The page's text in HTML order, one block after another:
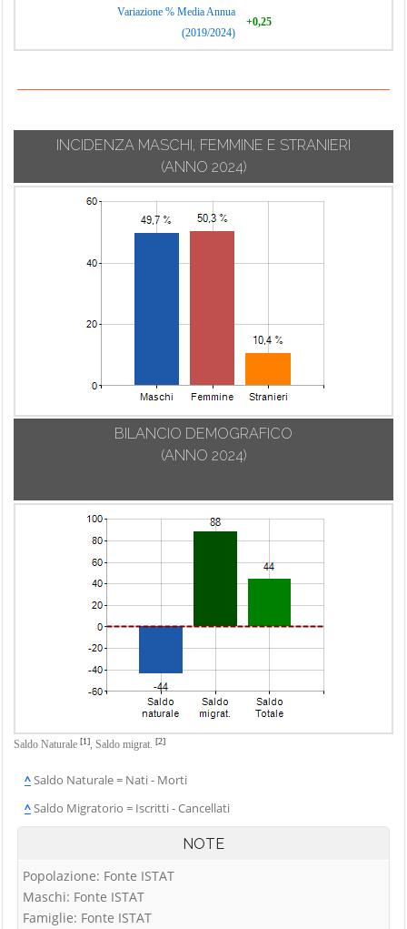
Variazione % Media Annua
(2019/2024)
+0,25
INCIDENZA MASCHI, FEMMINE E STRANIERI
(ANNO 2024)
BILANCIO DEMOGRAFICO
(ANNO 2024)
Saldo Naturale [1], Saldo migrat. [2]
^Saldo Naturale = Nati - Morti
^Saldo Migratorio = Iscritti - Cancellati
NOTE
Popolazione: Fonte ISTAT
Maschi: Fonte ISTAT
Famiglie: Fonte ISTAT